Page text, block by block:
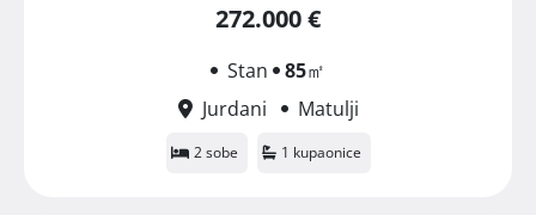
272.000 €
Stan 85㎡
Jurdani
Matulji
2 sobe 1 kupaonice